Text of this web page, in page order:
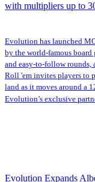
with multipliers up to
Evolution has launched
by the world-famous board
and easy-to-follow
Roll 'em invites players to
land as it moves around a
Evolution’s exclusive
Evolution Expands